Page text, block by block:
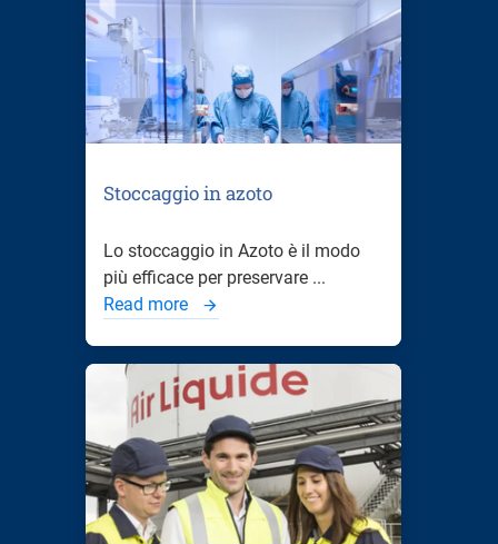
Stoccaggio in azoto
Lo stoccaggio in Azoto è il modo
più efficace per preservare ...
Read more